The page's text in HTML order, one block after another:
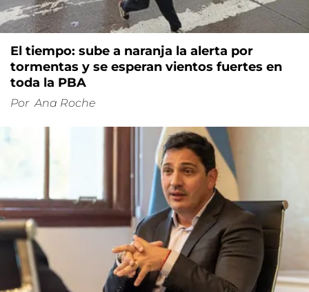
El tiempo: sube a naranja la alerta por
tormentas y se esperan vientos fuertes en
toda la PBA
Por Ana Roche